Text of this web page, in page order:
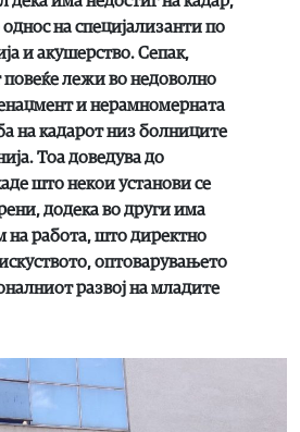
на специјализанти по
и акушерство. Сепак,
лежи во недоволно
и нерамномерната
на кадарот низ болниците
Тоа доведува до
што некои установи се
додека во други има
на работа, што директно
оптоварувањето
развој на младите